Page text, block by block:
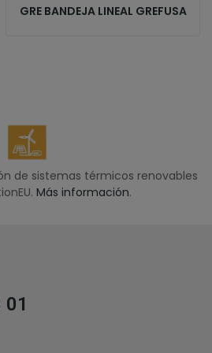
GRE BANDEJA LINEAL GREFUSA
de sistemas térmicos renovables
Más información.